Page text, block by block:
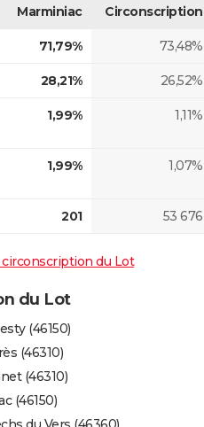
Marminiac Circonscription
71,79% 73,48%
28,21% 26,52%
1,99% 1,11%
1,99% 1,07%
201 53 676
circonscription du Lot
du Lot
(46150)
(46310)
(46310)
(46150)